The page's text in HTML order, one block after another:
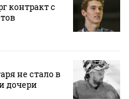
контракт с
не стало в
дочери